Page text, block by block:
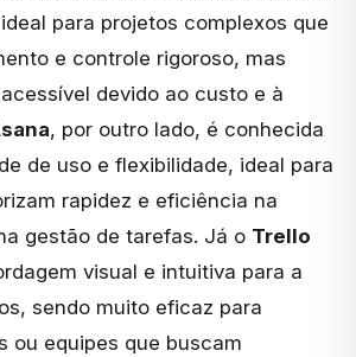
para projetos complexos que
e controle rigoroso, mas
devido ao custo e à
, por outro lado, é conhecida
de uso e flexibilidade, ideal para
rapidez e eficiência na
gestão de tarefas. Já o Trello
visual e intuitiva para a
sendo muito eficaz para
ou equipes que buscam